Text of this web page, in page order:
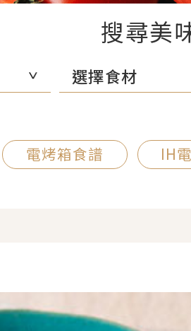
搜尋美
選擇食材
電烤箱食譜 IH